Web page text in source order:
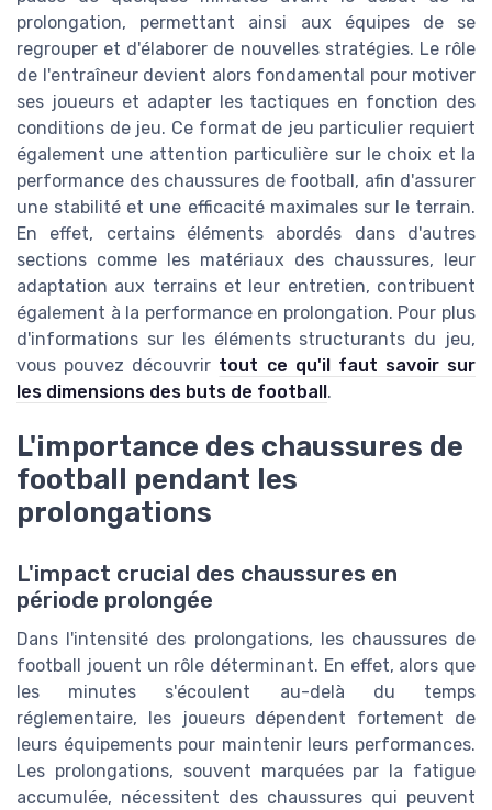
prolongation, permettant ainsi aux équipes de se
regrouper et d'élaborer de nouvelles stratégies. Le rôle
de l'entraîneur devient alors fondamental pour motiver
ses joueurs et adapter les tactiques en fonction des
conditions de jeu. Ce format de jeu particulier requiert
également une attention particulière sur le choix et la
performance des chaussures de football, afin d'assurer
une stabilité et une efficacité maximales sur le terrain.
En effet, certains éléments abordés dans d'autres
sections comme les matériaux des chaussures, leur
adaptation aux terrains et leur entretien, contribuent
également à la performance en prolongation. Pour plus
d'informations sur les éléments structurants du jeu,
vous pouvez découvrir tout ce qu'il faut savoir sur
les dimensions des buts de football.
L'importance des chaussures de
football pendant les
prolongations
L'impact crucial des chaussures en
période prolongée
Dans l'intensité des prolongations, les chaussures de
football jouent un rôle déterminant. En effet, alors que
les minutes s'écoulent au-delà du temps
réglementaire, les joueurs dépendent fortement de
leurs équipements pour maintenir leurs performances.
Les prolongations, souvent marquées par la fatigue
accumulée, nécessitent des chaussures qui peuvent